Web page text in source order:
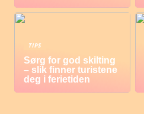
TIPS
Sørg for god skilting
– slik finner turistene
deg i ferietiden